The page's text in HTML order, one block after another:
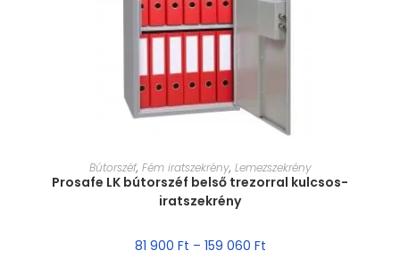
MÉRET VÁLASZTÁSA
Bútorszéf, Fém iratszekrény, Lemezszekrény
Prosafe LK bútorszéf belső trezorral kulcsos-
iratszekrény
81 900 Ft – 159 060 Ft